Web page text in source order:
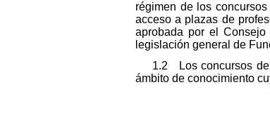
régimen de los
acceso a plazas de
aprobada por el
legislación general de
1.2 Los concursos de
ámbito de conocimiento